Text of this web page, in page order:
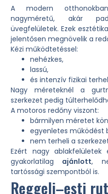
A modern
nagyméretű, akár
üvegfelületek. Ezek
jelentősen megnövelik a
Kézi működtetéssel:
nehézkes,
lassú,
és intenzív fizikai
Nagy méreteknél a
szerkezet pedig
A motoros redőny viszont:
bármilyen méretet
egyenletes működést
nem terheli a
Ezért nagy
gyakorlatilag ajánlott,
tartóssági szempontból is.
Reggeli–esti